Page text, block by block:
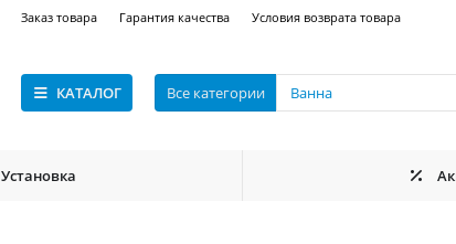
Заказ товара Гарантия качества Условия возврата товара
КАТАЛОГ Все категории
Установка